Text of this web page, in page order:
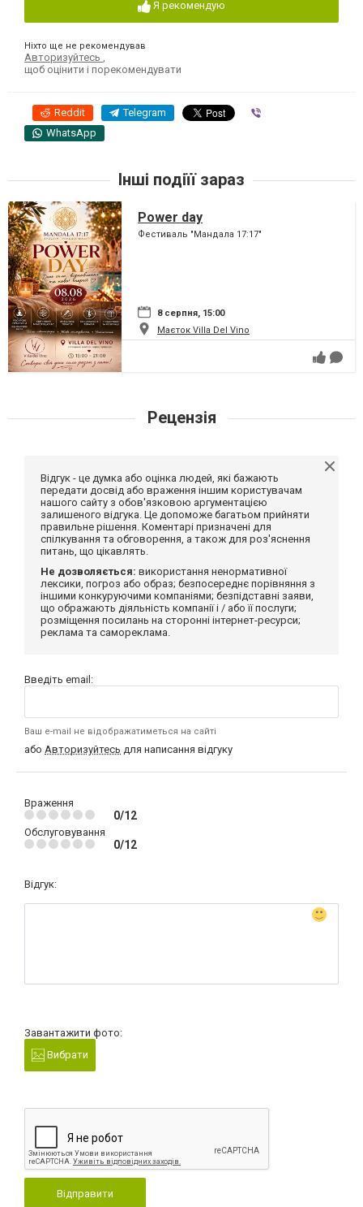
Я рекомендую
Ніхто ще не рекомендував
Авторизуйтесь
щоб оцінити і порекомендувати
Reddit Telegram
WhatsApp
Інші подіїї зараз
Power day
Фестиваль "Мандала 17:17"
8 серпня, 15:00
Маєток Villa Del Vino
Рецензія
Відгук - це думка або оцінка людей, які бажають
передати досвід або враження іншим користувачам
нашого сайту з обов'язковою аргументацією
залишеного відгука. Це допоможе багатьом прийняти
правильне рішення. Коментарі призначені для
спілкування та обговорення, а також для роз'яснення
питань, що цікавлять.
Не дозволяється: використання ненормативної
лексики, погроз або образ; безпосереднє порівняння з
іншими конкуруючими компаніями; безпідставні заяви,
що ображають діяльність компанії і / або її послуги;
розміщення посилань на сторонні інтернет-ресурси;
реклама та самореклама.
Введіть email:
Ваш e-mail не відображатиметься на сайті
або Авторизуйтесь для написання відгуку
Враження
0/12
Обслуговування
0/12
Відгук:
Завантажити фото:
Вибрати
Відправити